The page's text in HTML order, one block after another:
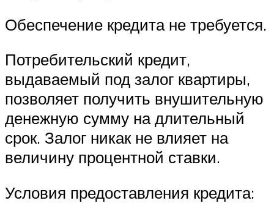
Обеспечение кредита не требуется.
Потребительский кредит,
выдаваемый под залог квартиры,
позволяет получить внушительную
денежную сумму на длительный
срок. Залог никак не влияет на
величину процентной ставки.
Условия предоставления кредита: